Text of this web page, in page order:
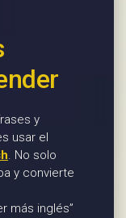
y
usar el
. No solo
y convierte
más inglés”